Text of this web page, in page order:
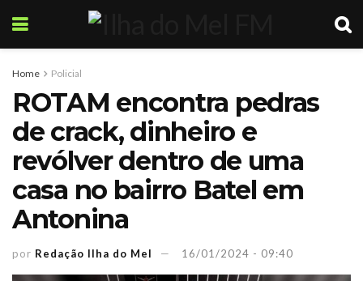
Home Policial
ROTAM encontra pedras
de crack, dinheiro e
revólver dentro de uma
casa no bairro Batel em
Antonina
por Redação Ilha do Mel 16/01/2024 - 09:40